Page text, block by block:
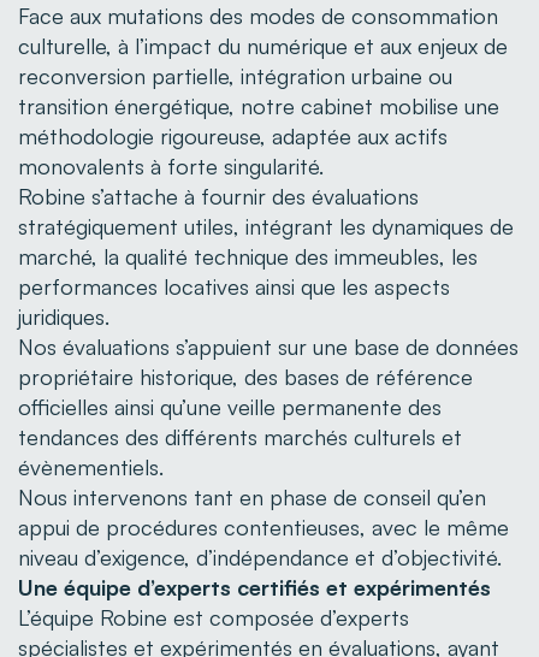
Face aux mutations des modes de consommation
culturelle, à l’impact du numérique et aux enjeux de
reconversion partielle, intégration urbaine ou
transition énergétique, notre cabinet mobilise une
méthodologie rigoureuse, adaptée aux actifs
monovalents à forte singularité.
Robine s’attache à fournir des évaluations
stratégiquement utiles, intégrant les dynamiques de
marché, la qualité technique des immeubles, les
performances locatives ainsi que les aspects
juridiques.
Nos évaluations s’appuient sur une base de données
propriétaire historique, des bases de référence
officielles ainsi qu’une veille permanente des
tendances des différents marchés culturels et
évènementiels.
Nous intervenons tant en phase de conseil qu’en
appui de procédures contentieuses, avec le même
niveau d’exigence, d’indépendance et d’objectivité.
Une équipe d’experts certifiés et expérimentés
L’équipe Robine est composée d’experts
spécialistes et expérimentés en évaluations, ayant